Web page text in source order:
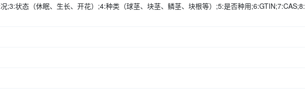
;3:状态（休眠、生长、开花）;4:种类（球茎、块茎、鳞茎、块根等）;5:是否种用;6:GTIN;7:CAS;8: